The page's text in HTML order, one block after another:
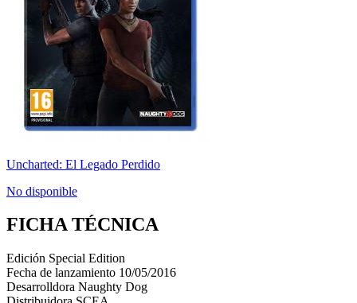
Uncharted: El Legado Perdido
No disponible
FICHA TÉCNICA
Edición Special Edition
Fecha de lanzamiento 10/05/2016
Desarrolldora Naughty Dog